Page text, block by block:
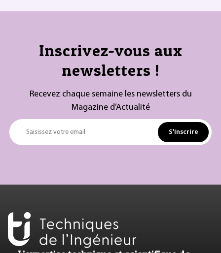
Inscrivez-vous aux
newsletters !
Recevez chaque semaine les newsletters du
Magazine d’Actualité
Saisissez votre email S'inscrire